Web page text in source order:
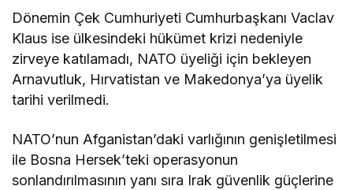
Dönemin Çek Cumhuriyeti Cumhurbaşkanı Vaclav
Klaus ise ülkesindeki hükümet krizi nedeniyle
zirveye katılamadı, NATO üyeliği için bekleyen
Arnavutluk, Hırvatistan ve Makedonya’ya üyelik
tarihi verilmedi.
NATO’nun Afganistan’daki varlığının genişletilmesi
ile Bosna Hersek’teki operasyonun
sonlandırılmasının yanı sıra Irak güvenlik güçlerine